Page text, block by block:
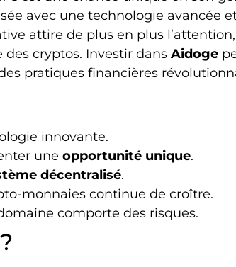
avec une technologie avancée
attire de plus en plus
cryptos. Investir dans Aidoge
pratiques financières
innovante.
une opportunité unique.
décentralisé.
monnaies continue de croître.
comporte des risques.